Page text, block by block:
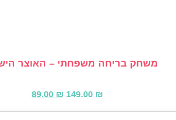
משחק בריחה משפחתי – האוצר
149.00₪
המחיר
היה:
89.00 ₪
המחיר
הוא: